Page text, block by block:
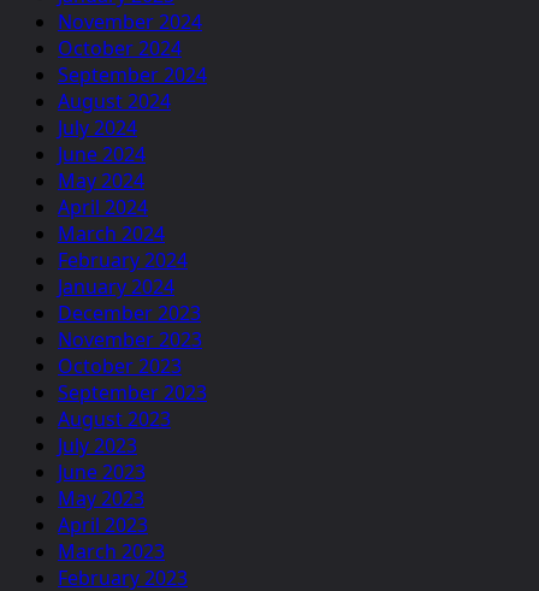
November 2024
October 2024
September 2024
August 2024
July 2024
June 2024
May 2024
April 2024
March 2024
February 2024
January 2024
December 2023
November 2023
October 2023
September 2023
August 2023
July 2023
June 2023
May 2023
April 2023
March 2023
February 2023